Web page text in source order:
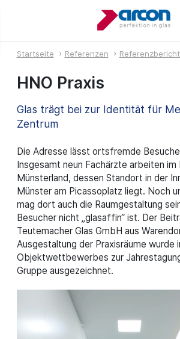
Startseite Referenzen
HNO Praxis
Glas trägt bei zur Identität für
Zentrum
Die Adresse lässt ortsfremde
Insgesamt neun Fachärzte arbeiten im
Münsterland, dessen Standort in der
Münster am Picassoplatz liegt. Noch
mag dort auch die Raumgestaltung
Besucher nicht „glasaffin“ ist. Der
Teutemacher Glas GmbH aus
Ausgestaltung der Praxisräume wurde
Objektwettbewerbes zur
Gruppe ausgezeichnet.